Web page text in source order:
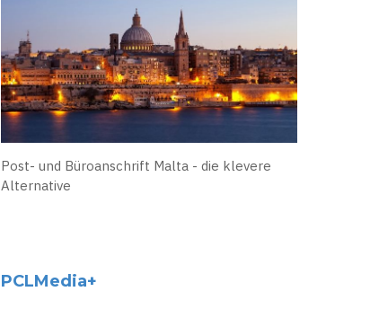
Post- und Büroanschrift Malta - die klevere
Alternative
PCLMedia+